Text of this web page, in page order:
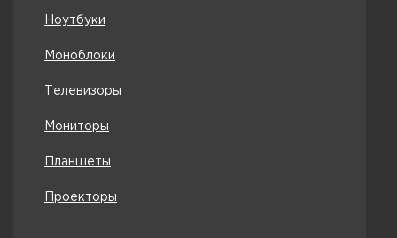
Ноутбуки
Моноблоки
Телевизоры
Мониторы
Планшеты
Проекторы